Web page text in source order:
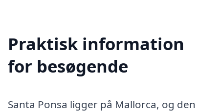
Praktisk information
for besøgende
Santa Ponsa ligger på Mallorca, og den